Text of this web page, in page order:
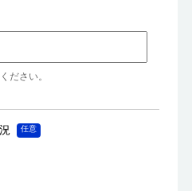
ださい。